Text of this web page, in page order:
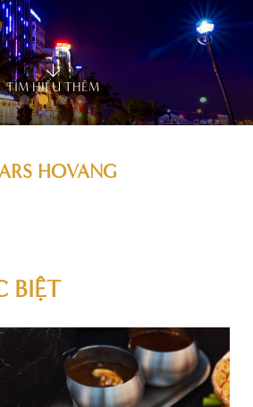
TÌM HIỂU THÊM
HOVANG
BIỆT